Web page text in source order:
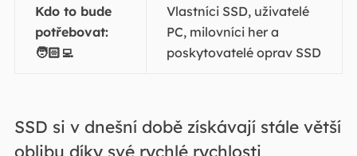
Kdo to bude
potřebovat:
🧑🏻‍💻
Vlastníci SSD, uživatelé
PC, milovníci her a
poskytovatelé oprav SSD
SSD si v dnešní době získávají stále větší
oblibu díky své rychlé rychlosti